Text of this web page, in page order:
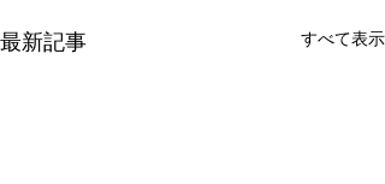
最新記事 すべて表示